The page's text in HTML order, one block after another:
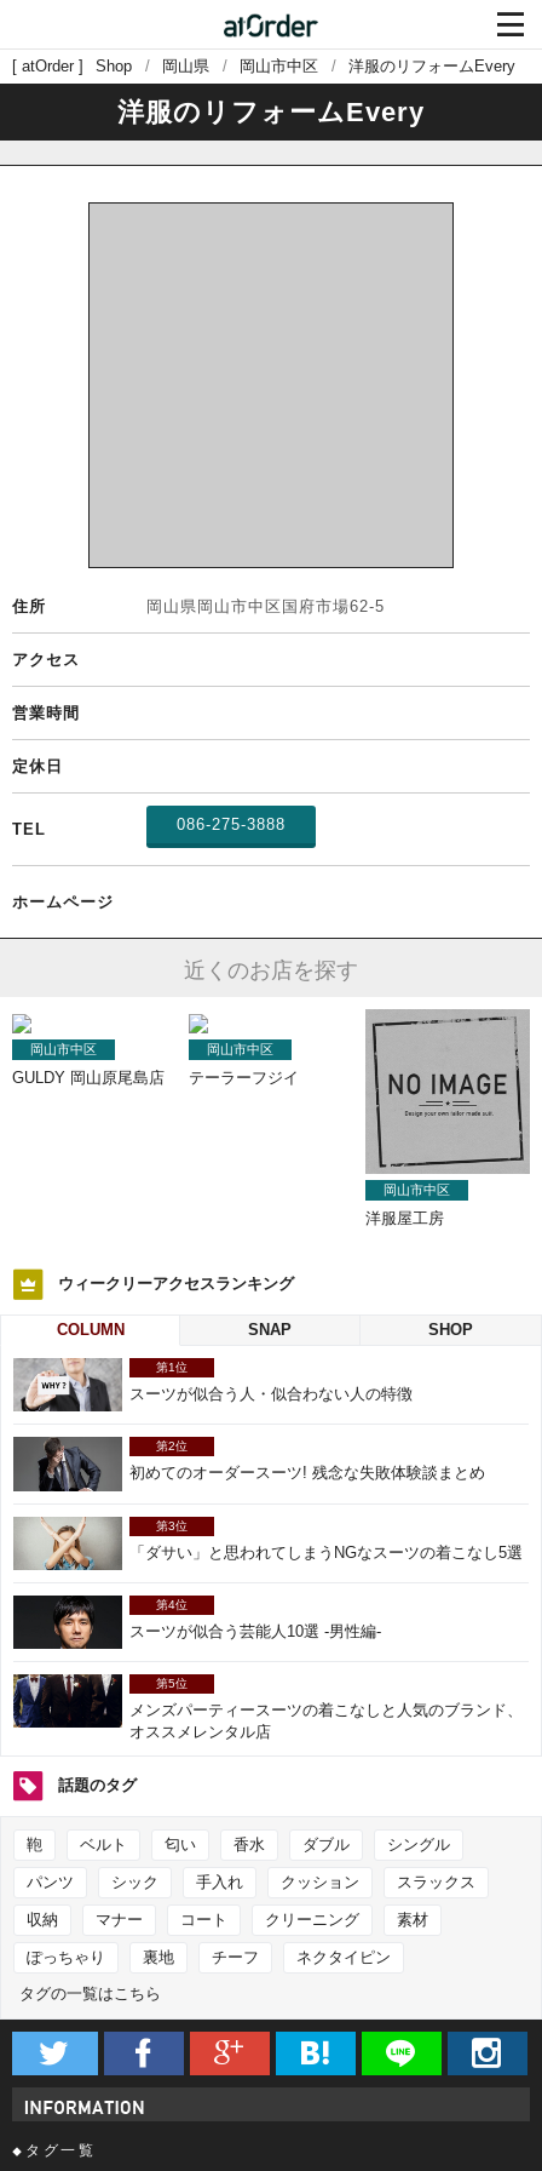

atOrder Shop 岡山県 岡山市中区 洋服のリフォームEvery
洋服のリフォームEvery
住所 岡山県 岡山市中区 国府市場62-5
アクセス
営業時間
定休日
TEL 086-275-3888
ホームページ
近くのお店を探す
岡山市中区
GULDY 岡山原尾島店
岡山市中区
テーラーフジイ
岡山市中区
洋服屋工房
ウィークリーアクセスランキング
COLUMN SNAP SHOP
第1位
スーツが似合う人・似合わない人の特徴
第2位
初めてのオーダースーツ! 残念な失敗体験談まとめ
第3位
「ダサい」と思われてしまうNGなスーツの着こなし5選
第4位
スーツが似合う芸能人10選 -男性編-
第5位
メンズパーティースーツの着こなしと人気のブランド、
オススメレンタル店
話題のタグ
鞄 ベルト 匂い 香水 ダブル シングル
パンツ シック 手入れ クッション スラックス
収納 マナー コート クリーニング 素材
ぽっちゃり 裏地 チーフ
ネクタイピン
タグの一覧はこちら
     
タグ一覧